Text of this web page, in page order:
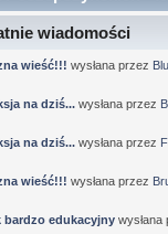
wiadomości
wieść!!! wysłana przez
na dziś...wysłana przez
na dziś...wysłana przez
wieść!!! wysłana przez
bardzo edukacyjnywysłana